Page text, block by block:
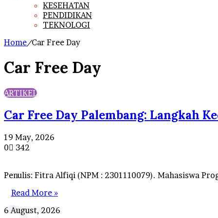
KESEHATAN
PENDIDIKAN
TEKNOLOGI
Home/Car Free Day
Car Free Day
ARTIKEL
Car Free Day Palembang: Langkah
19 May, 2026
0
342
Penulis: Fitra Alfiqi (NPM : 2301110079). Mahasiswa
Read More »
Peneliti
6 August, 2026